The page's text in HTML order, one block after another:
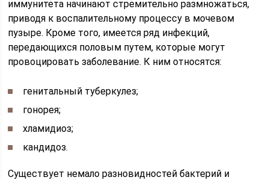
иммунитета начинают стремительно размножаться,
приводя к воспалительному процессу в мочевом
пузыре. Кроме того, имеется ряд инфекций,
передающихся половым путем, которые могут
провоцировать заболевание. К ним относятся:
генитальный туберкулез;
гонорея;
хламидиоз;
кандидоз.
Существует немало разновидностей бактерий и